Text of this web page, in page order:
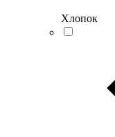
Хлопок